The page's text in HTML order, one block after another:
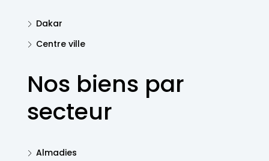
Dakar
Centre ville
Nos biens par
secteur
Almadies